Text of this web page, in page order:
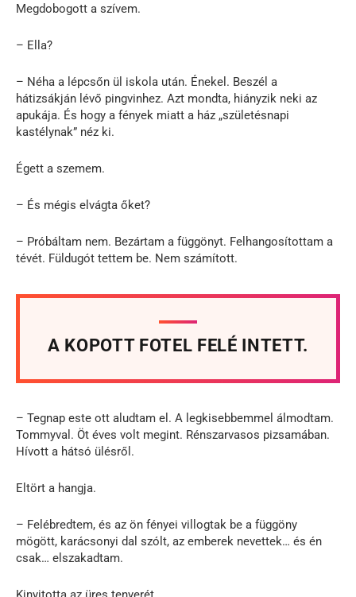
Megdobogott a szívem.
– Ella?
– Néha a lépcsőn ül iskola után. Énekel. Beszél a
hátizsákján lévő pingvinhez. Azt mondta, hiányzik neki az
apukája. És hogy a fények miatt a ház „születésnapi
kastélynak” néz ki.
Égett a szemem.
– És mégis elvágta őket?
– Próbáltam nem. Bezártam a függönyt. Felhangosítottam a
tévét. Füldugót tettem be. Nem számított.
A KOPOTT FOTEL FELÉ INTETT.
– Tegnap este ott aludtam el. A legkisebbemmel álmodtam.
Tommyval. Öt éves volt megint. Rénszarvasos pizsamában.
Hívott a hátsó ülésről.
Eltört a hangja.
– Felébredtem, és az ön fényei villogtak be a függöny
mögött, karácsonyi dal szólt, az emberek nevettek… és én
csak… elszakadtam.